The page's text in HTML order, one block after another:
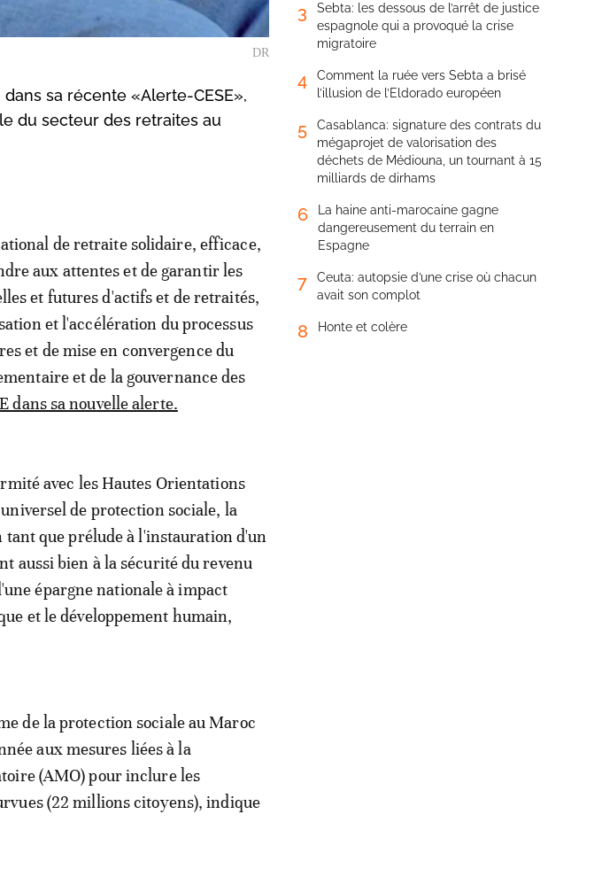
DR
sa récente «Alerte-CESE»,
du secteur des retraites au
de retraite solidaire, efficace,
aux attentes et de garantir les
et futures d'actifs et de retraités,
et l'accélération du processus
et de mise en convergence du
et de la gouvernance des
dans sa nouvelle alerte.
avec les Hautes Orientations
de protection sociale, la
que prélude à l'instauration d'un
aussi bien à la sécurité du revenu
épargne nationale à impact
et le développement humain,
de la protection sociale au Maroc
aux mesures liées à la
(AMO) pour inclure les
(22 millions citoyens), indique
3
Sebta: les dessous de l’arrêt de justice
espagnole qui a provoqué la crise
migratoire
4
Comment la ruée vers Sebta a brisé
l’illusion de l’Eldorado européen
5
Casablanca: signature des contrats du
mégaprojet de valorisation des
déchets de Médiouna, un tournant à 15
milliards de dirhams
6
La haine anti-marocaine gagne
dangereusement du terrain en
Espagne
7
Ceuta: autopsie d’une crise où chacun
avait son complot
8 Honte et colère